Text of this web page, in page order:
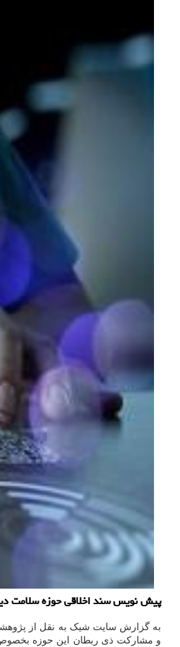
پیش نویس سند اخلاقی حوزه سلامت
به گزارش سایت شیک به نقل از
و مشارکت ذی ربطان این حوزه